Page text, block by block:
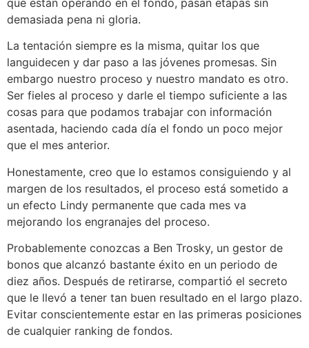
demasiada pena ni gloria.
La tentación siempre es la misma, quitar los que
languidecen y dar paso a las jóvenes promesas. Sin
embargo nuestro proceso y nuestro mandato es otro.
Ser fieles al proceso y darle el tiempo suficiente a las
cosas para que podamos trabajar con información
asentada, haciendo cada día el fondo un poco mejor
que el mes anterior.
Honestamente, creo que lo estamos consiguiendo y al
margen de los resultados, el proceso está sometido a
un efecto Lindy permanente que cada mes va
mejorando los engranajes del proceso.
Probablemente conozcas a Ben Trosky, un gestor de
bonos que alcanzó bastante éxito en un periodo de
diez años. Después de retirarse, compartió el secreto
que le llevó a tener tan buen resultado en el largo plazo.
Evitar conscientemente estar en las primeras posiciones
de cualquier ranking de fondos.